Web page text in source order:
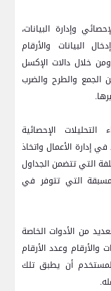
وإدارة البيانات،
البيانات والأرقام
خلال دالات الإكسل
الجمع والطرح والضرب
الإحصائية
إدارة الأعمال واتخاذ
التي تتضمن الجداول
التي تتوفر في
من الأدوات الخاصة
والأرقام وعدد الأرقام
أن يطبق تلك